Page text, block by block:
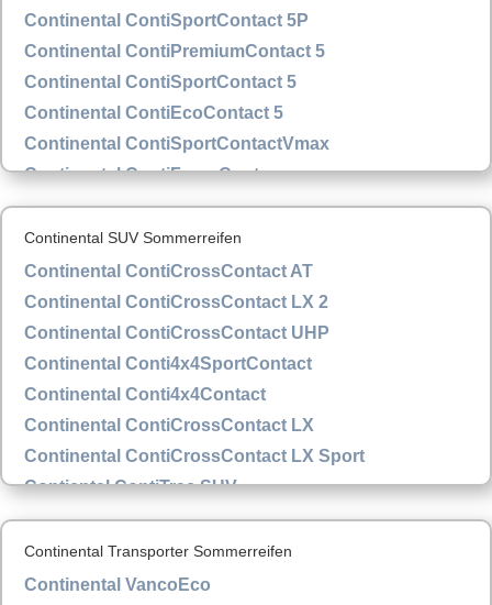
Continental ContiSportContact 5P
Continental ContiPremiumContact 5
Continental ContiSportContact 5
Continental ContiEcoContact 5
Continental ContiSportContactVmax
Continental ContiForceContac
Continental SUV Sommerreifen
Continental ContiCrossContact AT
Continental ContiCrossContact LX 2
Continental ContiCrossContact UHP
Continental Conti4x4SportContact
Continental Conti4x4Contact
Continental ContiCrossContact LX
Continental ContiCrossContact LX Sport
Contiental ContiTrac SUV
Continental Transporter Sommerreifen
Continental VancoEco